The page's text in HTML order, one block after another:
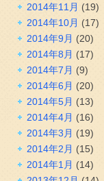
2014年11月 (19)
2014年10月 (17)
2014年9月 (20)
2014年8月 (17)
2014年7月 (9)
2014年6月 (20)
2014年5月 (13)
2014年4月 (16)
2014年3月 (19)
2014年2月 (15)
2014年1月 (14)